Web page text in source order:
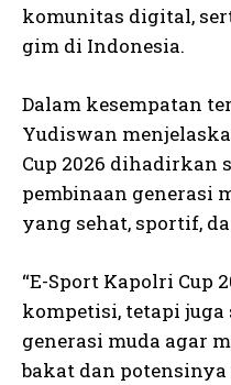
komunitas digital,
gim di Indonesia.
Dalam kesempatan
Yudiswan
Cup 2026 dihadirkan
pembinaan generasi
yang sehat, sportif,
“E-Sport Kapolri Cup
kompetisi, tetapi juga
generasi muda agar
bakat dan